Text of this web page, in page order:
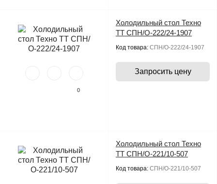
0
Холодильный стол Техно
ТТ СПН/О-222/24-1907
Код товара: СПН/О-222/24-1907
Запросить цену
Холодильный стол Техно
ТТ СПН/О-221/10-507
Код товара: СПН/О-221/10-507